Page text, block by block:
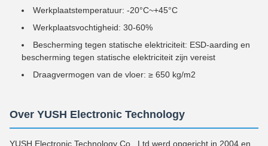
Werkplaatstemperatuur: -20°C~+45°C
Werkplaatsvochtigheid: 30-60%
Bescherming tegen statische elektriciteit: ESD-aarding en
bescherming tegen statische elektriciteit zijn vereist
Draagvermogen van de vloer: ≥ 650 kg/m2
Over YUSH Electronic Technology
YUSH Electronic Technology Co., Ltd werd opgericht in 2004 en